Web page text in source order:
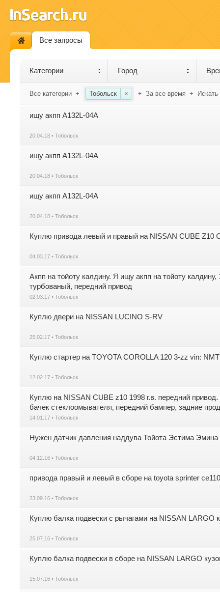
Все запросы
Категории Город
Все категории + Тобольск × + За все время + Искать
ищу акпп A132L-04A
20.04.18 • Тобольск
ищу акпп A132L-04A
20.04.18 • Тобольск
ищу акпп A132L-04A
20.04.18 • Тобольск
Куплю привода левый и правый на NISSAN CUBE Z10
04.03.17 • Тобольск
Акпп на тойоту калдину. Я ищу акпп на тойоту
турбованый, передний привод
02.03.17 • Тобольск
Куплю двери на NISSAN LUCINO S-RV
25.02.17 • Тобольск
Куплю стартер на TOYOTA COROLLA 120 3-zz vin:
12.02.17 • Тобольск
Куплю на NISSAN CUBE z10 1998 г.в. передний
бачек стеклоомывателя, передний бампер, задние
14.01.17 • Тобольск
Нужен датчик давления наддува Тойота Эстима
04.12.16 • Тобольск
привода правый и левый в сборе на toyota sprinter
23.09.16 • Тобольск
Куплю балка подвески с рычагами на NISSAN LARGO
25.07.16 • Тобольск
Куплю балка подвески в сборе на NISSAN LARGO
15.07.16 • Тобольск